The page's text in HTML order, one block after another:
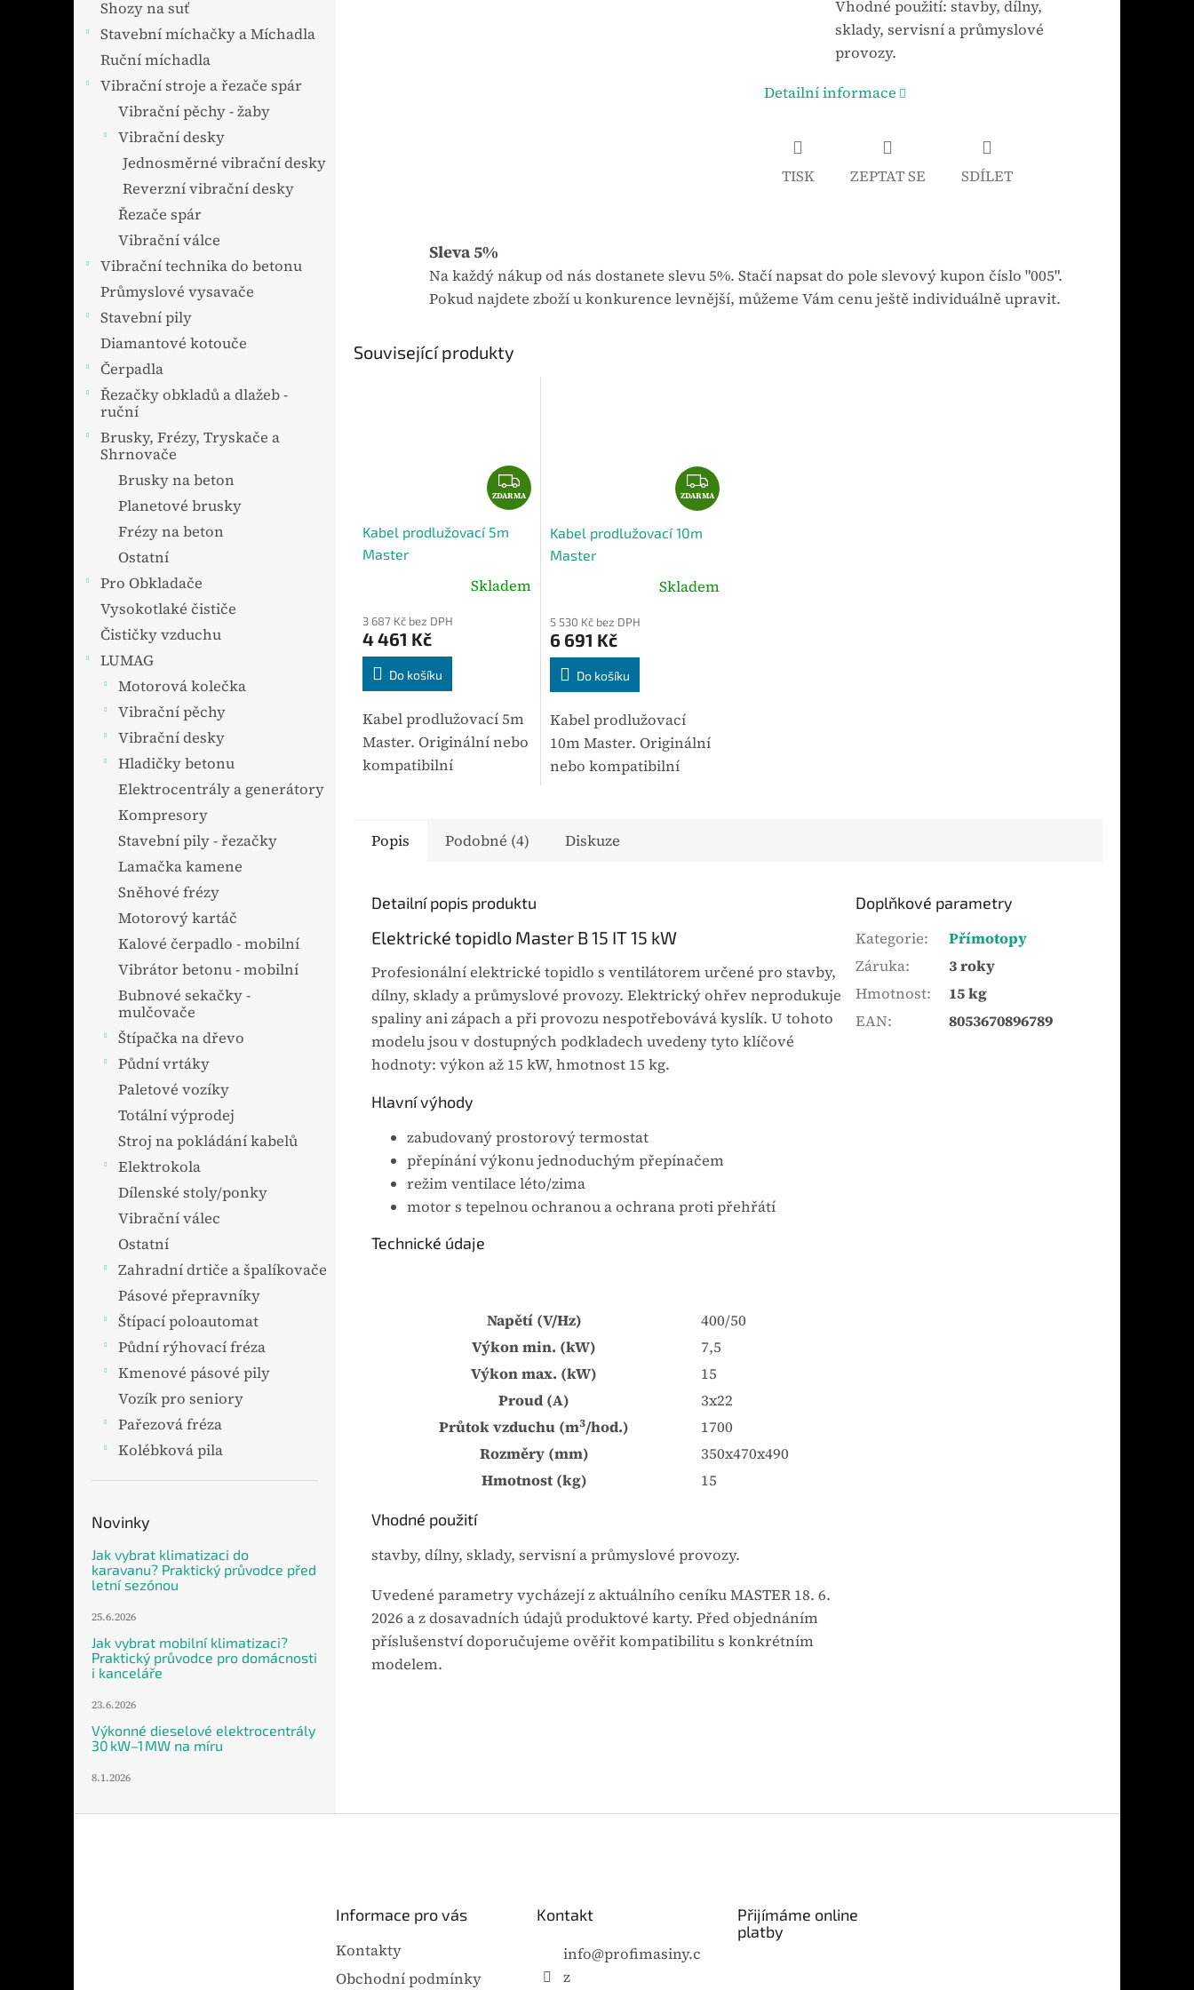
Shozy na suť
Stavební míchačky a Míchadla
Ruční míchadla
Vibrační stroje a řezače spár
Vibrační pěchy - žaby
Vibrační desky
Jednosměrné vibrační desky
Reverzní vibrační desky
Řezače spár
Vibrační válce
Vibrační technika do betonu
Průmyslové vysavače
Stavební pily
Diamantové kotouče
Čerpadla
Řezačky obkladů a dlažeb -
ruční
Brusky, Frézy, Tryskače a
Shrnovače
Brusky na beton
Planetové brusky
Frézy na beton
Ostatní
Pro Obkladače
Vysokotlaké čističe
Čističky vzduchu
LUMAG
Motorová kolečka
Vibrační pěchy
Vibrační desky
Hladičky betonu
Elektrocentrály a generátory
Kompresory
Stavební pily - řezačky
Lamačka kamene
Sněhové frézy
Motorový kartáč
Kalové čerpadlo - mobilní
Vibrátor betonu - mobilní
Bubnové sekačky -
mulčovače
Štípačka na dřevo
Půdní vrtáky
Paletové vozíky
Totální výprodej
Stroj na pokládání kabelů
Elektrokola
Dílenské stoly/ponky
Vibrační válec
Ostatní
Zahradní drtiče a špalíkovače
Pásové přepravníky
Štípací poloautomat
Půdní rýhovací fréza
Kmenové pásové pily
Vozík pro seniory
Pařezová fréza
Kolébková pila
Novinky
Jak vybrat klimatizaci do
karavanu? Praktický průvodce před
letní sezónou
25.6.2026
Jak vybrat mobilní klimatizaci?
Praktický průvodce pro domácnosti
i kanceláře
23.6.2026
Výkonné dieselové elektrocentrály
30 kW–1 MW na míru
8.1.2026
z
d
e
Vhodné použití: stavby, dílny,
sklady, servisní a průmyslové
provozy.
Detailní informace
TISK ZEPTAT SE SDÍLET
Sleva 5%
Na každý nákup od nás dostanete slevu 5%. Stačí napsat do pole slevový kupon číslo "005".
Pokud najdete zboží u konkurence levnější, můžeme Vám cenu ještě individuálně upravit.
Související produkty
Z
D
A
ZDARMA
Kabel prodlužovací 5m
Master
Skladem
3 687 Kč bez DPH
4 461 Kč
Do košíku
Kabel prodlužovací 5m
Master. Originální nebo
kompatibilní
zařízení Master. Mezi
Výhodou je...
Z
D
A
ZDARMA
Kabel prodlužovací 10m
Master
Skladem
5 530 Kč bez DPH
6 691 Kč
Do košíku
Kabel prodlužovací
10m Master. Originální
nebo kompatibilní
zařízení Master. Mezi
Popis Podobné (4) Diskuze
Detailní popis produktu
Elektrické topidlo Master B 15 IT 15 kW
Profesionální elektrické topidlo s ventilátorem určené pro stavby,
dílny, sklady a průmyslové provozy. Elektrický ohřev neprodukuje
spaliny ani zápach a při provozu nespotřebovává kyslík. U tohoto
modelu jsou v dostupných podkladech uvedeny tyto klíčové
hodnoty: výkon až 15 kW, hmotnost 15 kg.
Hlavní výhody
zabudovaný prostorový termostat
přepínání výkonu jednoduchým přepínačem
režim ventilace léto/zima
motor s tepelnou ochranou a ochrana proti přehřátí
Technické údaje
Napětí (V/Hz)
400/50
Výkon min. (kW)
7,5
Výkon max. (kW)
15
Proud (A)
3x22
Průtok vzduchu (m3/hod.)
1700
Rozměry (mm)
350x470x490
Hmotnost (kg)
15
Vhodné použití
stavby, dílny, sklady, servisní a průmyslové provozy.
Uvedené parametry vycházejí z aktuálního ceníku MASTER 18. 6.
2026 a z dosavadních údajů produktové karty. Před objednáním
příslušenství doporučujeme ověřit kompatibilitu s konkrétním
modelem.
Doplňkové parametry
Kategorie:
Přímotopy
Záruka:
3 roky
Hmotnost:
15 kg
EAN: 8053670896789
Informace pro vás
Kontakty
Obchodní podmínky
Kontakt
info@profimasiny.c
z
Přijímáme online
platby